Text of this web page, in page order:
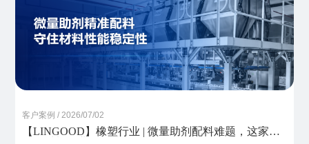
客户案例 / 2026/07/02
【LINGOOD】橡塑行业 | 微量助剂配料难题，这家高